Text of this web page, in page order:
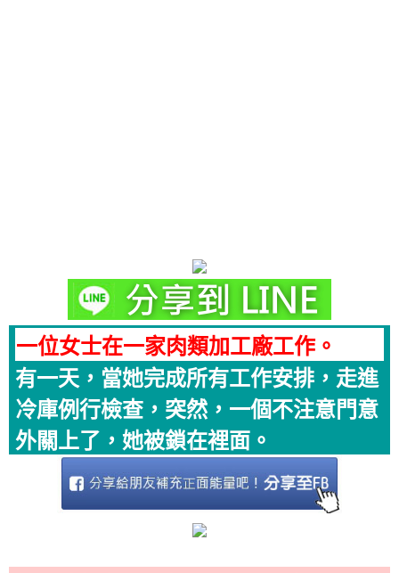
一位女士在一家肉類加工廠工作。
有一天，當她完成所有工作安排，走進
冷庫例行檢查，突然，一個不注意門意
外關上了，她被鎖在裡面。